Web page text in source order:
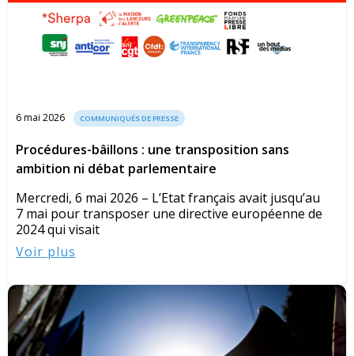
6 mai 2026 COMMUNIQUÉS DE PRESSE
Procédures-bâillons : une transposition sans
ambition ni débat parlementaire
Mercredi, 6 mai 2026 – L’Etat français avait jusqu’au
7 mai pour transposer une directive européenne de
2024 qui visait
Voir plus